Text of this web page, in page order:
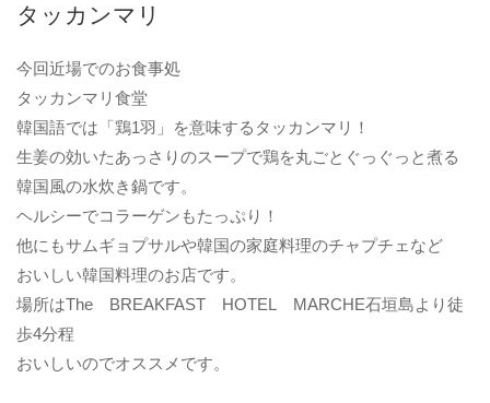
タッカンマリ
今回近場でのお食事処
タッカンマリ食堂
韓国語では「鶏1羽」を意味するタッカンマリ！
生姜の効いたあっさりのスープで鶏を丸ごとぐっぐっと煮る
韓国風の水炊き鍋です。
ヘルシーでコラーゲンもたっぷり！
他にもサムギョプサルや韓国の家庭料理のチャプチェなど
おいしい韓国料理のお店です。
場所はThe BREAKFAST HOTEL MARCHE石垣島より徒
歩4分程
おいしいのでオススメです。